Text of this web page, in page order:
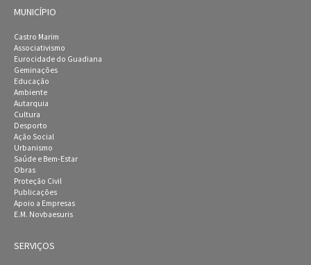
MUNICÍPIO
Castro Marim
Associativismo
Eurocidade do Guadiana
Geminações
Educação
Ambiente
Autarquia
Cultura
Desporto
Ação Social
Urbanismo
Saúde e Bem-Estar
Obras
Proteção Civil
Publicações
Apoio a Empresas
E.M. Novbaesuris
SERVIÇOS